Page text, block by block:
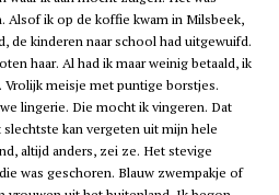
Alsof ik op de koffie kwam in Milsbeek,
de kinderen naar school had uitgewuifd.
haar. Al had ik maar weinig betaald, ik
Vrolijk meisje met puntige borstjes.
lingerie. Die mocht ik vingeren. Dat
kan vergeten uit mijn hele
altijd anders, zei ze. Het stevige
was geschoren. Blauw zwempakje of